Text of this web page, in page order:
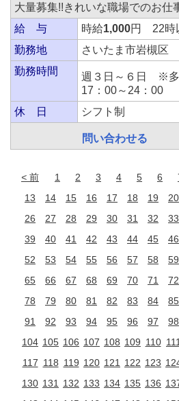
大量募集!!きれいな職場でのお仕
給 与
時給1,000円 22時
勤務地
さいたま市岩槻
勤務時間
週３日～６日 ※多
17：00～24：00
休 日
シフト制
問い合わせる
前 1 2 3 4 5 6
13
14 15 16 17 18 19 20
26
27 28 29 30 31 32 33
39
40 41 42 43 44 45 46
52
53 54 55 56 57 58 59
65
66 67 68 69 70 71 72
78
79 80 81 82 83 84 85
91
92 93 94 95 96 97 98
104 105 106 107 108 109 110 111
117 118 119 120 121 122 123
130 131 132 133 134 135 136